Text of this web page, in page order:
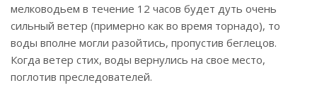
мелководьем в течение 12 часов будет дуть очень
сильный ветер (примерно как во время торнадо), то
воды вполне могли разойтись, пропустив беглецов.
Когда ветер стих, воды вернулись на свое место,
поглотив преследователей.